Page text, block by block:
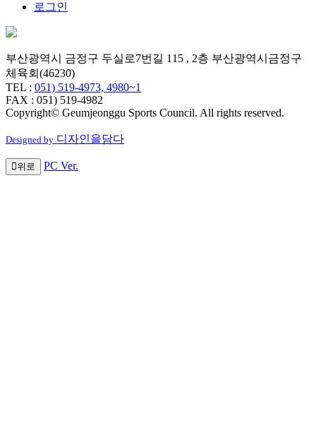
로그인
부산광역시 금정구 두실로7번길 115 , 2층 부산광역시금정구
체육회(46230)
TEL : 051) 519-4973, 4980~1
FAX : 051) 519-4982
Copyright© Geumjeonggu Sports Council. All rights reserved.
Designed by 디자인을담다
위로 PC Ver.